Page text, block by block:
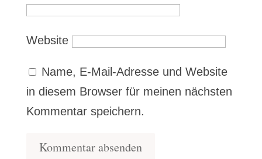
Website
Name, E-Mail-Adresse und Website
in diesem Browser für meinen nächsten
Kommentar speichern.